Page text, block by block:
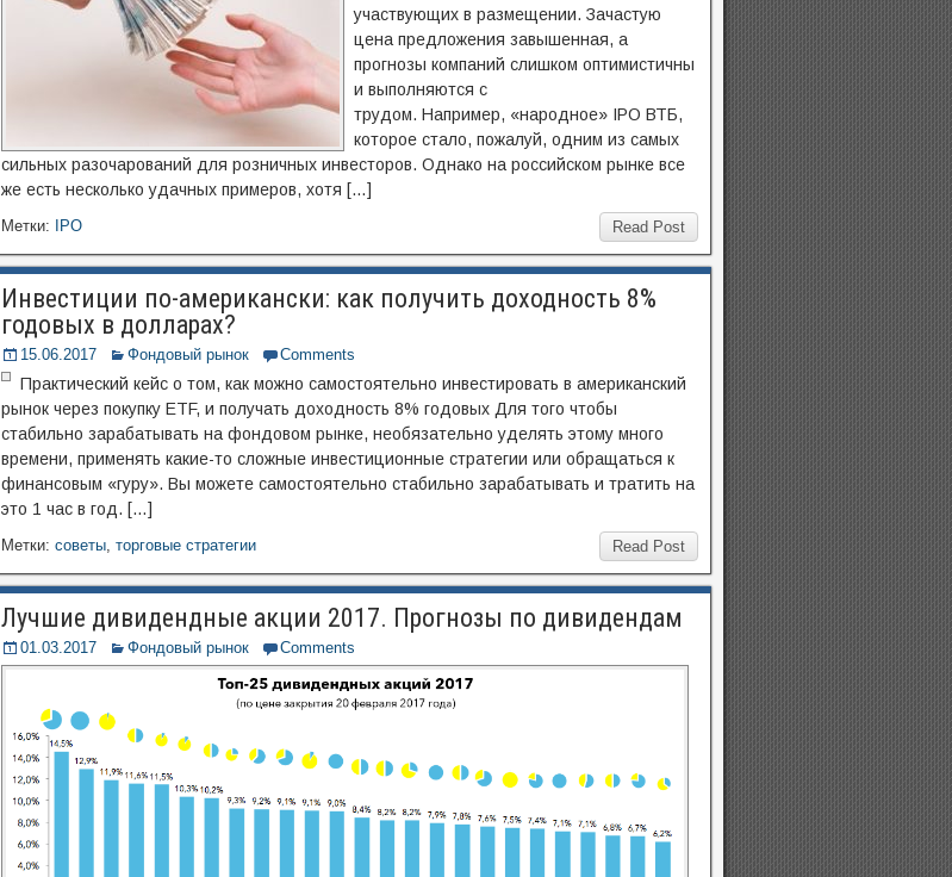
участвующих в размещении. Зачастую
цена предложения завышенная, а
прогнозы компаний слишком оптимистичны
и выполняются с
трудом. Например, «народное» IPO ВТБ,
которое стало, пожалуй, одним из самых
сильных разочарований для розничных инвесторов. Однако на российском рынке все
же есть несколько удачных примеров, хотя […]
Read Post
Метки: IPO
Инвестиции по-американски: как получить доходность 8%
годовых в долларах?
15.06.2017 Фондовый рынок Comments
Практический кейс о том, как можно самостоятельно инвестировать в американский
рынок через покупку ETF, и получать доходность 8% годовых Для того чтобы
стабильно зарабатывать на фондовом рынке, необязательно уделять этому много
времени, применять какие-то сложные инвестиционные стратегии или обращаться к
финансовым «гуру». Вы можете самостоятельно стабильно зарабатывать и тратить на
это 1 час в год. […]
Read Post
Метки: советы, торговые стратегии
Лучшие дивидендные акции 2017. Прогнозы по дивидендам
01.03.2017 Фондовый рынок Comments